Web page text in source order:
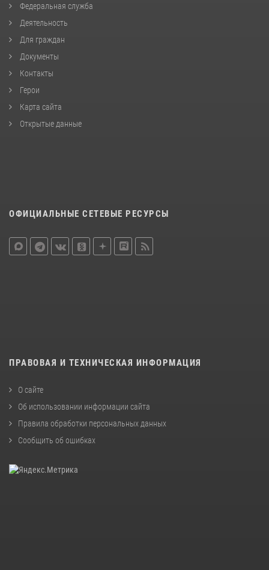
Федеральная служба
Деятельность
Для граждан
Документы
Контакты
Герои
Карта сайта
Открытые данные
ОФИЦИАЛЬНЫЕ СЕТЕВЫЕ РЕСУРСЫ
ПРАВОВАЯ И ТЕХНИЧЕСКАЯ ИНФОРМАЦИЯ
О сайте
Об использовании информации сайта
Правила обработки персональных данных
Сообщить об ошибках